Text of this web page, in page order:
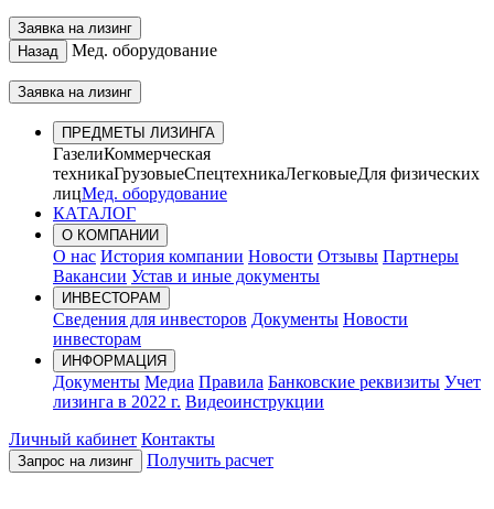
Заявка на лизинг
Назад
Мед. оборудование
Заявка на лизинг
ПРЕДМЕТЫ ЛИЗИНГА
ГазелиКоммерческая
техникаГрузовыеСпецтехникаЛегковыеДля физических
лицМед. оборудование
КАТАЛОГ
О КОМПАНИИ
О нас История компании Новости Отзывы Партнеры
Вакансии Устав и иные документы
ИНВЕСТОРАМ
Сведения для инвесторов Документы Новости
инвесторам
ИНФОРМАЦИЯ
Документы Медиа Правила Банковские реквизиты Учет
лизинга в 2022 г. Видеоинструкции
Личный кабинет Контакты
Запрос на лизинг Получить расчет